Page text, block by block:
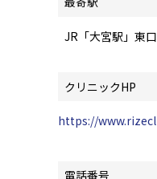
JR「大宮駅」東
クリニックHP
https://
電話番号